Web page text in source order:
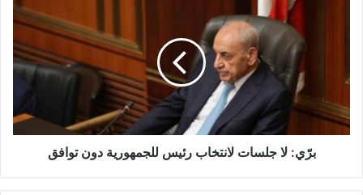
برّي: لا جلسات لانتخاب رئيس للجمهورية دون توافق